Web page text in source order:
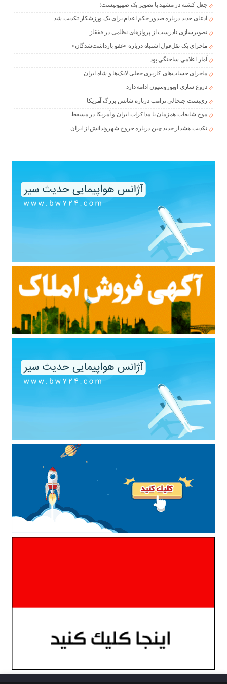
جعل کشته در مشهد با تصویر یک صهیونیست؛
ادعای جدید درباره صدور حکم اعدام برای یک ورزشکار تکذیب شد
تصویرسازی نادرست از پروازهای نظامی در قفقاز
ماجرای یک نقل‌قول اشتباه درباره «عفو بازداشت‌شدگان»
آمار اعلامی ساختگی بود
ماجرای حساب‌های کاربری جعلی لایک‌ها و شاه ایران
دروغ سازی اوپوزوسیون ادامه دارد
ری‌پست جنجالی ترامپ درباره شانس بزرگ آمریکا
موج شایعات همزمان با مذاکرات ایران و آمریکا در مسقط
تکذیب هشدار جدید چین درباره خروج شهروندانش از ایران